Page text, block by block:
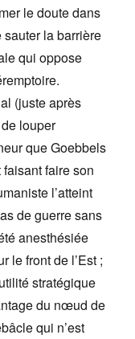
le doute dans
sauter la barrière
qui oppose
(juste après
louper
que Goebbels
faire son
l’atteint
de guerre sans
anesthésiée
le front de l’Est ;
stratégique
du nœud de
qui n’est